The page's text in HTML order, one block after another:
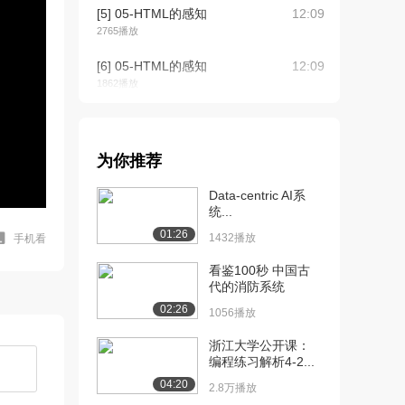
手机看
[5] 05-HTML的感知
2765播放
12:09
[6] 05-HTML的感知
1862播放
12:09
[8] 13-标题标签
1565播放
[10] 18-图片标签的src属
06:01
[11] 20-图片标签的title属
04:00
为你推荐
01:26
Data-centric AI系
统...
1432播放
02:26
看鉴100秒 中国古
代的消防系统
1056播放
04:20
浙江大学公开课：
编程练习解析4-2...
2.8万播放